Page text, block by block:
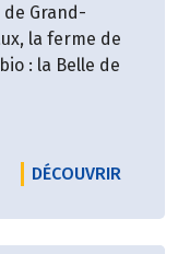
Grand-
la ferme de
: la Belle de
DÉCOUVRIR